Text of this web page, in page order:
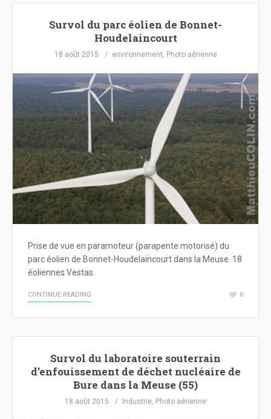
Survol du parc éolien de Bonnet-
Houdelaincourt
18 août 2015 environnement, Photo aérienne
Prise de vue en paramoteur (parapente motorisé) du
parc éolien de Bonnet-Houdelaincourt dans la Meuse. 18
éoliennes Vestas.
CONTINUE READING 0
Survol du laboratoire souterrain
d’enfouissement de déchet nucléaire de
Bure dans la Meuse (55)
18 août 2015 Industrie, Photo aérienne